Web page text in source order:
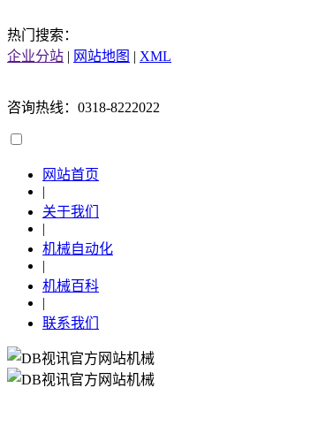
热门搜索：
企业分站 | 网站地图 | XML
咨询热线：0318-8222022
网站首页
|
关于我们
|
机械自动化
|
机械百科
|
联系我们